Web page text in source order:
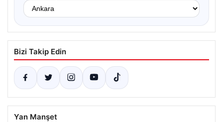
Bizi Takip Edin
Yan Manşet